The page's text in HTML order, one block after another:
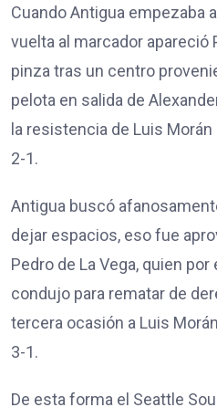
Cuando Antigua empezaba
vuelta al marcador apareció
pinza tras un centro
pelota en salida de
la resistencia de Luis
2-1.
Antigua buscó
dejar espacios, eso fue
Pedro de La Vega, quien
condujo para rematar de
tercera ocasión a Luis
3-1.
De esta forma el Seattle